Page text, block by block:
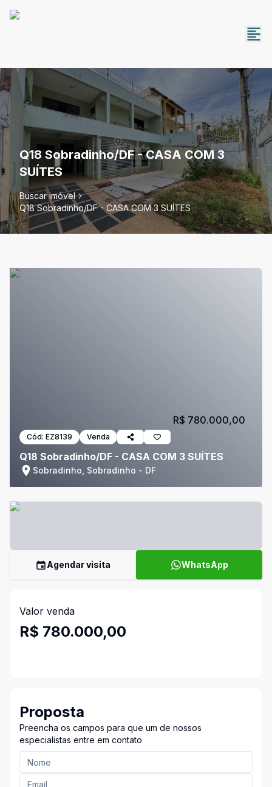
Q18 Sobradinho/DF - CASA COM 3
SUÍTES
Buscar imóvel
Q18 Sobradinho/DF - CASA COM 3 SUÍTES
Cód: EZ8139 Venda
Q18 Sobradinho/DF - CASA COM 3 SUÍTES
Sobradinho, Sobradinho - DF
R$ 780.000,00
Agendar visita WhatsApp
Valor venda
R$ 780.000,00
Proposta
Preencha os campos para que um de nossos
especialistas entre em contato